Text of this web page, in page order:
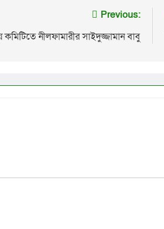
Previous:
কমিটিতে নীলফামারীর সাইদুজ্জামান বাবু